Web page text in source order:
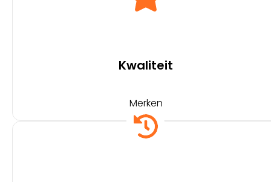
Kwaliteit
Merken